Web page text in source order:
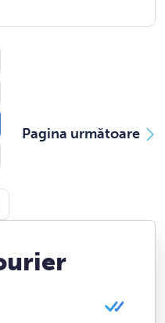
Pagina următoare